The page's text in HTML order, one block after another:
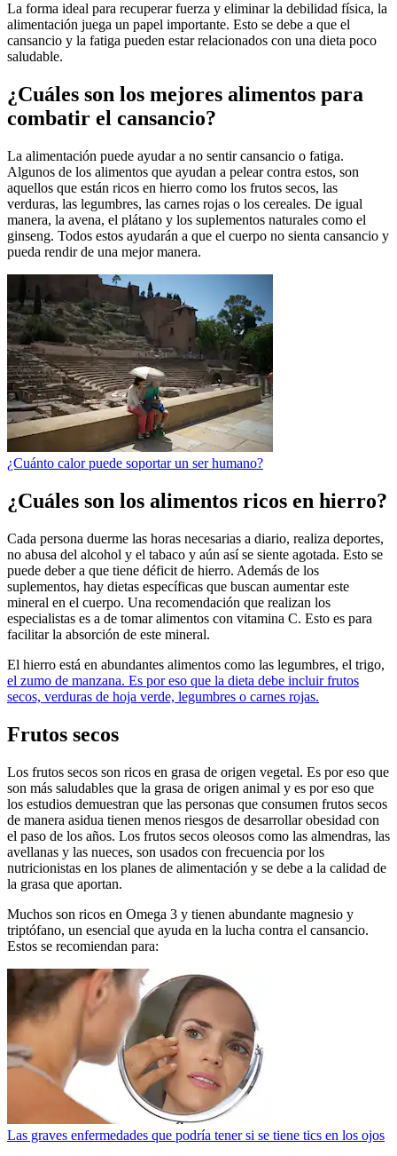
La forma ideal para recuperar fuerza y eliminar la debilidad física, la
alimentación juega un papel importante. Esto se debe a que el
cansancio y la fatiga pueden estar relacionados con una dieta poco
saludable.
¿Cuáles son los mejores alimentos para
combatir el cansancio?
La alimentación puede ayudar a no sentir cansancio o fatiga.
Algunos de los alimentos que ayudan a pelear contra estos, son
aquellos que están ricos en hierro como los frutos secos, las
verduras, las legumbres, las carnes rojas o los cereales. De igual
manera, la avena, el plátano y los suplementos naturales como el
ginseng. Todos estos ayudarán a que el cuerpo no sienta cansancio y
pueda rendir de una mejor manera.
¿Cuánto calor puede soportar un ser humano?
¿Cuáles son los alimentos ricos en hierro?
Cada persona duerme las horas necesarias a diario, realiza deportes,
no abusa del alcohol y el tabaco y aún así se siente agotada. Esto se
puede deber a que tiene déficit de hierro. Además de los
suplementos, hay dietas específicas que buscan aumentar este
mineral en el cuerpo. Una recomendación que realizan los
especialistas es a de tomar alimentos con vitamina C. Esto es para
facilitar la absorción de este mineral.
El hierro está en abundantes alimentos como las legumbres, el trigo,
el zumo de manzana. Es por eso que la dieta debe incluir frutos
secos, verduras de hoja verde, legumbres o carnes rojas.
Frutos secos
Los frutos secos son ricos en grasa de origen vegetal. Es por eso que
son más saludables que la grasa de origen animal y es por eso que
los estudios demuestran que las personas que consumen frutos secos
de manera asidua tienen menos riesgos de desarrollar obesidad con
el paso de los años. Los frutos secos oleosos como las almendras, las
avellanas y las nueces, son usados con frecuencia por los
nutricionistas en los planes de alimentación y se debe a la calidad de
la grasa que aportan.
Muchos son ricos en Omega 3 y tienen abundante magnesio y
triptófano, un esencial que ayuda en la lucha contra el cansancio.
Estos se recomiendan para:
Las graves enfermedades que podría tener si se tiene tics en los ojos